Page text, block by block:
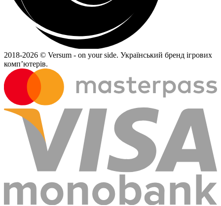
2018-2026 © Versum - on your side. Український бренд ігрових
комп’ютерів.